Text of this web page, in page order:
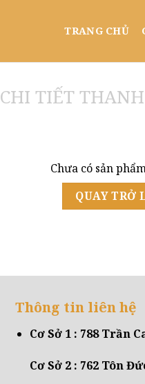
TRANG CHỦ
CHI TIẾT
Chưa có sản
QUAY TRỞ
Thông tin liên hệ
Cơ Sở 1 : 788 Trần
Cơ Sở 2 : 762 Tôn